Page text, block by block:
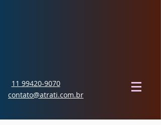
11 99420-9070
contato@atrati.com.br